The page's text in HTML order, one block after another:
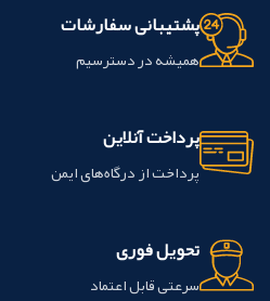
می باشد.
پشتیبانی سفارشات
همیشه در دسترسیم
پرداخت آنلاین
پرداخت از درگاه‌های ایمن
تحویل فوری
سرعتی قابل اعتماد